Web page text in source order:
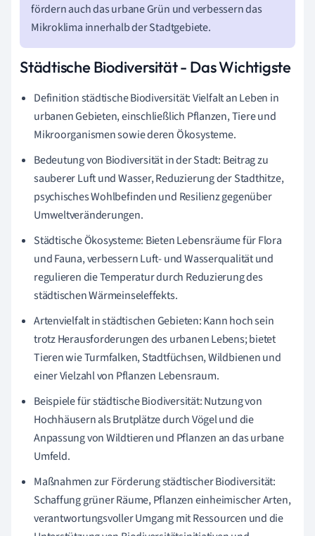
fördern auch das urbane Grün und verbessern das
Mikroklima innerhalb der Stadtgebiete.
Städtische Biodiversität - Das Wichtigste
Definition städtische Biodiversität: Vielfalt an Leben in
urbanen Gebieten, einschließlich Pflanzen, Tiere und
Mikroorganismen sowie deren Ökosysteme.
Bedeutung von Biodiversität in der Stadt: Beitrag zu
sauberer Luft und Wasser, Reduzierung der Stadthitze,
psychisches Wohlbefinden und Resilienz gegenüber
Umweltveränderungen.
Städtische Ökosysteme: Bieten Lebensräume für Flora
und Fauna, verbessern Luft- und Wasserqualität und
regulieren die Temperatur durch Reduzierung des
städtischen Wärmeinseleffekts.
Artenvielfalt in städtischen Gebieten: Kann hoch sein
trotz Herausforderungen des urbanen Lebens; bietet
Tieren wie Turmfalken, Stadtfüchsen, Wildbienen und
einer Vielzahl von Pflanzen Lebensraum.
Beispiele für städtische Biodiversität: Nutzung von
Hochhäusern als Brutplätze durch Vögel und die
Anpassung von Wildtieren und Pflanzen an das urbane
Umfeld.
Maßnahmen zur Förderung städtischer Biodiversität:
Schaffung grüner Räume, Pflanzen einheimischer Arten,
verantwortungsvoller Umgang mit Ressourcen und die